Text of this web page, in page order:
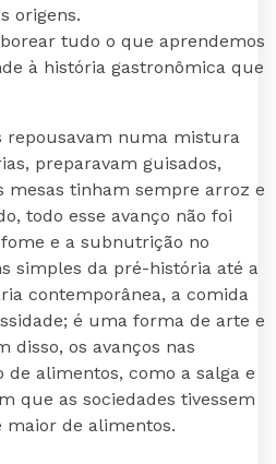
origens.
tudo o que aprendemos
à história gastronômica que
repousavam numa mistura
preparavam guisados,
mesas tinham sempre arroz e
todo esse avanço não foi
e a subnutrição no
simples da pré-história até a
contemporânea, a comida
é uma forma de arte e
disso, os avanços nas
de alimentos, como a salga e
que as sociedades tivessem
maior de alimentos.